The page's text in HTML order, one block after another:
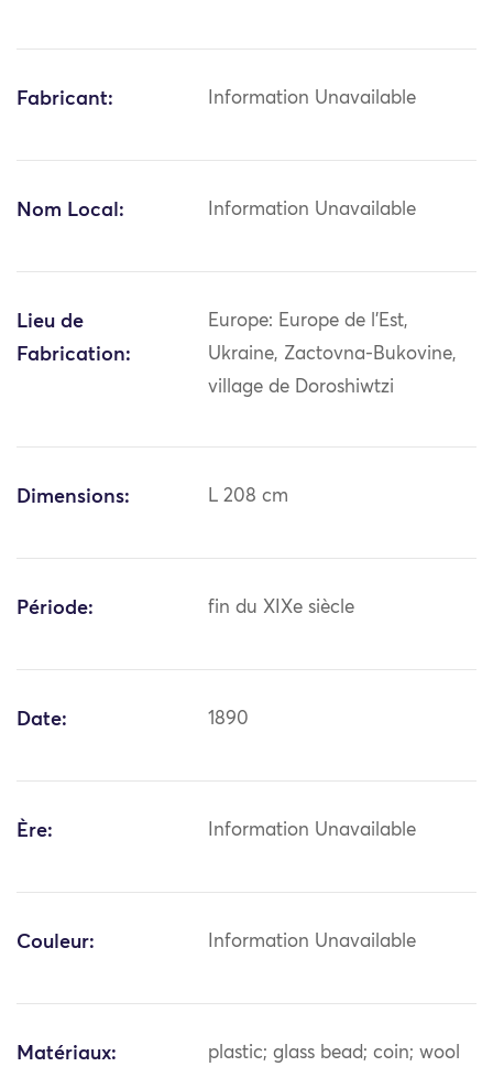
Fabricant: Information Unavailable
Nom Local: Information Unavailable
Lieu de
Fabrication:
Europe: Europe de l'Est,
Ukraine, Zactovna-Bukovine,
village de Doroshiwtzi
Dimensions: L 208 cm
Période: fin du XIXe siècle
Date: 1890
Ère: Information Unavailable
Couleur: Information Unavailable
Matériaux: plastic; glass bead; coin; wool